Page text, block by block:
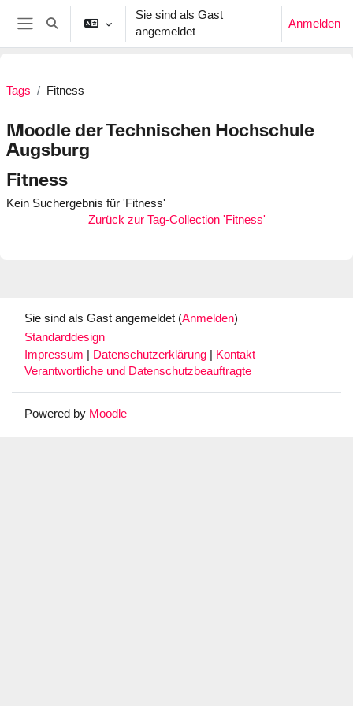
Zum Hauptinhalt
Website-Übersicht
Sucheingabe umschalten
Sie sind als Gast
angemeldet
Anmelden
Tags Fitness
Moodle der Technischen Hochschule
Augsburg
Fitness
Kein Suchergebnis für 'Fitness'
Zurück zur Tag-Collection 'Fitness'
Sie sind als Gast angemeldet (Anmelden)
Standarddesign
Impressum
Datenschutzerklärung
Kontakt
Verantwortliche und Datenschutzbeauftragte
Powered by Moodle